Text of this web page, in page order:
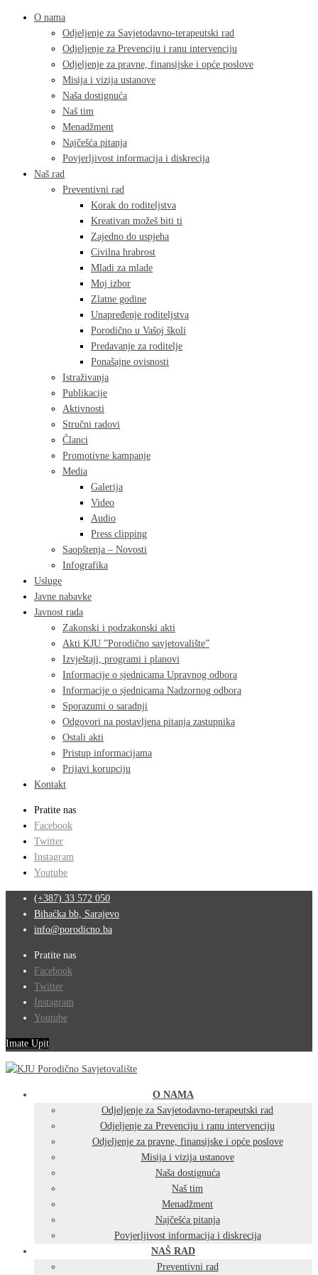
O nama
Odjeljenje za Savjetodavno-terapeutski rad
Odjeljenje za Prevenciju i ranu intervenciju
Odjeljenje za pravne, finansijske i opće poslove
Misija i vizija ustanove
Naša dostignuća
Naš tim
Menadžment
Najčešća pitanja
Povjerljivost informacija i diskrecija
Naš rad
Preventivni rad
Korak do roditeljstva
Kreativan možeš biti ti
Zajedno do uspjeha
Civilna hrabrost
Mladi za mlade
Moj izbor
Zlatne godine
Unapređenje roditeljstva
Porodično u Vašoj školi
Predavanje za roditelje
Ponašajne ovisnosti
Istraživanja
Publikacije
Aktivnosti
Stručni radovi
Članci
Promotivne kampanje
Media
Galerija
Video
Audio
Press clipping
Saopštenja – Novosti
Infografika
Usluge
Javne nabavke
Javnost rada
Zakonski i podzakonski akti
Akti KJU ”Porodično savjetovalište”
Izvještaji, programi i planovi
Informacije o sjednicama Upravnog odbora
Informacije o sjednicama Nadzornog odbora
Sporazumi o saradnji
Odgovori na postavljena pitanja zastupnika
Ostali akti
Pristup informacijama
Prijavi korupciju
Kontakt
Pratite nas
Facebook
Twitter
Instagram
Youtube
(+387) 33 572 050
Bihaćka bb, Sarajevo
info@porodicno.ba
Pratite nas
Facebook
Twitter
Instagram
Youtube
Imate Upit
O NAMA
Odjeljenje za Savjetodavno-terapeutski rad
Odjeljenje za Prevenciju i ranu intervenciju
Odjeljenje za pravne, finansijske i opće poslove
Misija i vizija ustanove
Naša dostignuća
Naš tim
Menadžment
Najčešća pitanja
Povjerljivost informacija i diskrecija
NAŠ RAD
Preventivni rad